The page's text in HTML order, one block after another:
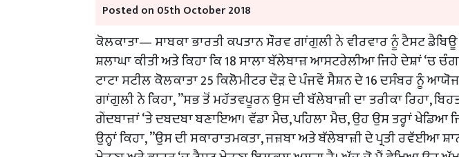
Posted on 05th October 2018
ਕੋਲਕਾਤਾ— ਸਾਬਕਾ ਭਾਰਤੀ ਕਪਤਾਨ ਸੌਰਵ ਗਾਂਗੁਲੀ ਨੇ ਵੀਰਵਾਰ ਨੂੰ ਟੈਸਟ ਡੈਬਿਊ
ਸ਼ਲਾਘਾ ਕੀਤੀ ਅਤੇ ਕਿਹਾ ਕਿ 18 ਸਾਲਾ ਬੱਲੇਬਾਜ਼ ਆਸਟਰੇਲੀਆ ਜਿਹੇ ਦੇਸ਼ਾਂ ‘ਚ
ਟਾਟਾ ਸਟੀਲ ਕੋਲਕਾਤਾ 25 ਕਿਲੋਮੀਟਰ ਦੌੜ ਦੇ ਪੰਜਵੇਂ ਸੈਸ਼ਨ ਦੇ 16 ਦਸੰਬਰ ਨੂੰ
ਗਾਂਗੁਲੀ ਨੇ ਕਿਹਾ, ”ਸਭ ਤੋਂ ਮਹੱਤਵਪੂਰਨ ਉਸ ਦੀ ਬੱਲੇਬਾਜ਼ੀ ਦਾ ਤਰੀਕਾ ਰਿਹਾ,
ਗੇਂਦਬਾਜ਼ਾਂ ‘ਤੇ ਦਬਦਬਾ ਬਣਾਇਆ। ਵੱਡਾ ਮੈਚ, ਪਹਿਲਾ ਮੈਚ, ਉਹ ਉਸ ਤਰ੍ਹਾਂ ਖੇਡਿਆ
ਉਨ੍ਹਾਂ ਕਿਹਾ, ”ਉਸ ਦੀ ਸਕਾਰਾਤਮਕਤਾ, ਜਜ਼ਬਾ ਅਤੇ ਬੱਲੇਬਾਜ਼ੀ ਦੇ ਪ੍ਰਤੀ ਰਵੱਈਆ